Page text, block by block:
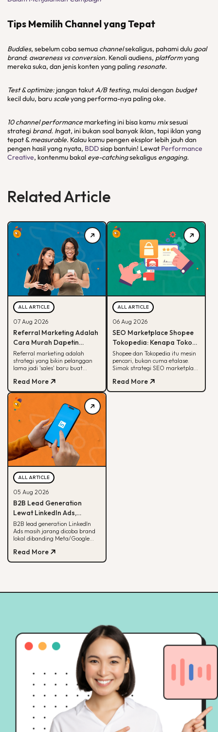
Tips Memilih Channelyang Tepat
Buddies, sebelum coba semua channelsekaligus, pahami dulu goal
brand: awareness vs conversion. Kenali audiens, platformyang
mereka suka, dan jenis konten yang paling resonate.
Test & optimize: jangan takutA/B testing, mulai dengan budget
kecil dulu, baru scaleyang performa-nya paling oke.
10 channel performance marketing ini bisa kamu mixsesuai
strategi brand. Ingat, ini bukan soal banyak iklan, tapi iklan yang
tepat &measurable. Kalau kamu pengen eksplor lebih jauh dan
pengen hasil yang nyata, BDDsiap bantuin! Lewat Performance
Creative, kontenmu bakal eye-catchingsekaligus engaging.
Related Article
ALL ARTICLE
07 Aug 2026
Referral Marketing Adalah
Cara Murah Dapetin
Pelanggan Baru, Ini
Alasannya
Referral marketing adalah
strategi yang bikin pelanggan
lama jadi 'sales' baru buat
efektifnya, jenis program,
sampai contoh suksesnya.
Read More
ALL ARTICLE
06 Aug 2026
SEO Marketplace Shopee
Tokopedia: Kenapa Toko
Online-mu Perlu Lebih dari
Sekadar Etalase
Shopee dan Tokopedia itu mesin
pencari, bukan cuma etalase.
Simak strategi SEO marketplace
produkmu lebih mudah
ditemukan.
Read More
ALL ARTICLE
05 Aug 2026
B2B Lead Generation
Lewat LinkedIn Ads,
Strategi yang Masih
Jarang Dicoba Brand
Lokal
B2B lead generation LinkedIn
Ads masih jarang dicoba brand
lokal dibanding Meta/Google
unggul buat B2B dan cara
eksekusinya.
Read More